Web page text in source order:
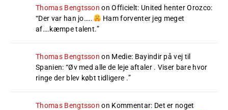
Thomas Bengtsson onOfficielt: United henter Orozco:
“Der var han jo…..
Ham forventer jeg meget
af….kæmpe talent.”
Thomas Bengtsson on Medie: Bayindir på vej til
Spanien: “Øv med alle de leje aftaler . Viser bare hvor
ringe der blev købt tidligere .”
Thomas Bengtsson on Kommentar: Det er noget